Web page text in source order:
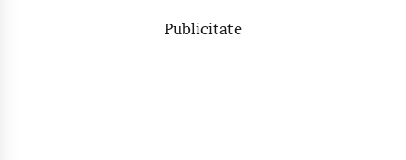
Publicitate